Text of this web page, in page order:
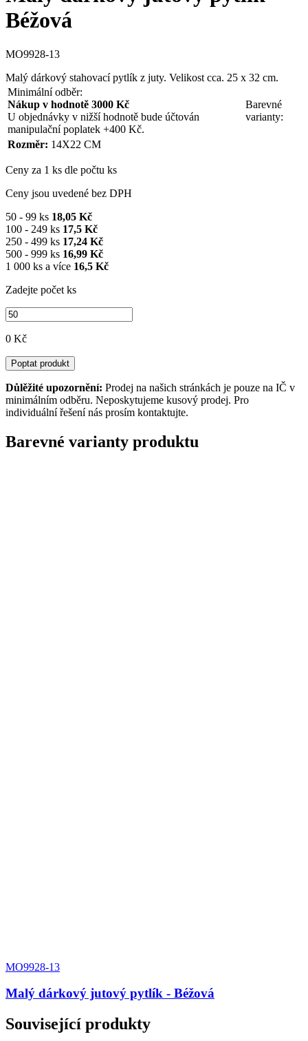
Béžová
MO9928-13
Malý dárkový stahovací pytlík z juty. Velikost cca. 25 x 32 cm.
Minimální odběr:
Nákup v hodnotě 3000 Kč
U objednávky v nižší hodnotě bude účtován
manipulační poplatek +400 Kč.
Barevné
varianty:
Rozměr: 14X22 CM
Ceny za 1 ks dle počtu ks
Ceny jsou uvedené bez DPH
50 - 99 ks 18,05 Kč
100 - 249 ks 17,5 Kč
250 - 499 ks 17,24 Kč
500 - 999 ks 16,99 Kč
1 000 ks a více 16,5 Kč
Zadejte počet ks
0 Kč
Poptat produkt
Důlěžité upozornění: Prodej na našich stránkách je pouze na IČ v
minimálním odběru. Neposkytujeme kusový prodej. Pro
individuální řešení nás prosím kontaktujte.
Barevné varianty produktu
MO9928-13
Malý dárkový jutový pytlík - Béžová
Související produkty